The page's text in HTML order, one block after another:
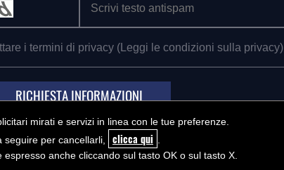
i termini di privacy (Leggi le condizioni sulla privacy)
RICHIESTA INFORMAZIONI
COOKIES A MEDULA WEB RELEASE SEGUICI SU
mirati e servizi in linea con le tue preferenze.
per cancellarli,
clicca qui
anche cliccando sul tasto OK o sul tasto X.